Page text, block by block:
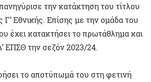
την κατάκτηση του τίτλου
Γ’ Εθνικής. Επίσης με την ομάδα του
έχει κατακτήσει το πρωτάθλημα και
ΕΠΣΘ την σεζόν 2023/24.
το αποτύπωμά του στη φετινή